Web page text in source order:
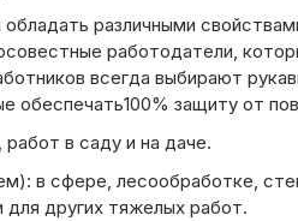
различными
работодатели,
всегда выбирают
обеспечать100% защиту от
в саду и на даче.
в сфере, лесообработке,
для других тяжелых работ.